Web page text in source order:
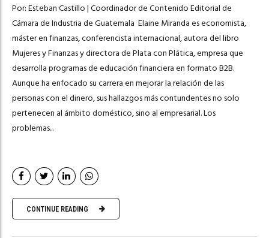
Por: Esteban Castillo | Coordinador de Contenido Editorial de
Cámara de Industria de Guatemala Elaine Miranda es economista,
máster en finanzas, conferencista internacional, autora del libro
Mujeres y Finanzas y directora de Plata con Plática, empresa que
desarrolla programas de educación financiera en formato B2B.
Aunque ha enfocado su carrera en mejorar la relación de las
personas con el dinero, sus hallazgos más contundentes no solo
pertenecen al ámbito doméstico, sino al empresarial. Los
problemas...
CONTINUE READING